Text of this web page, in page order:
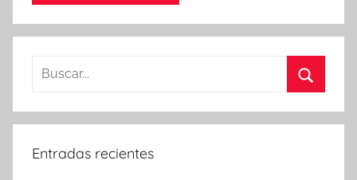
Buscar:
Entradas recientes